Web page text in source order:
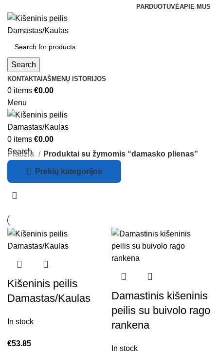
PARDUOTUVĖAPIE MUS
Search
KONTAKTAI AŠMENŲ ISTORIJOS
0 items €0.00
Menu
0 items €0.00
Search
Pradžia Produktai su žymomis “damasko plienas”
Prekių kategorijos
Kišeninis peilis
Damastas/Kaulas
In stock
€53.85
Damastinis kišeninis
peilis su buivolo rago
rankena
In stock